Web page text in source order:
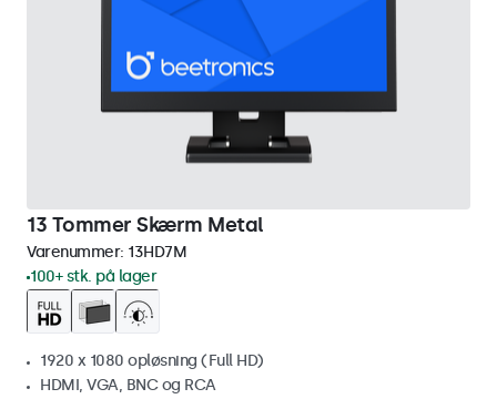
13 Tommer Skærm Metal
Varenummer: 13HD7M
100+ stk. på lager
1920 x 1080 opløsning (Full HD)
HDMI, VGA, BNC og RCA